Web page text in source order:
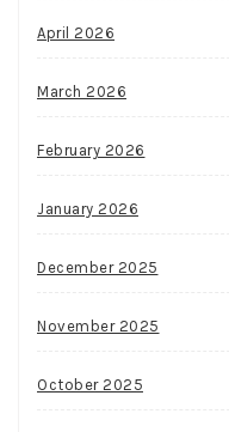
April 2026
March 2026
February 2026
January 2026
December 2025
November 2025
October 2025